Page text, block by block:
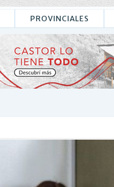
PROVINCIALES